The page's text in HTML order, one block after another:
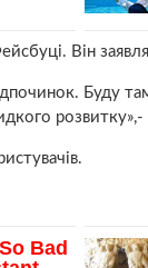
Він
Буду
розвитку»,-